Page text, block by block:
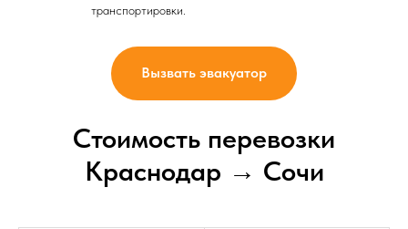
транспортировки.
Вызвать эвакуатор
Стоимость перевозки
Краснодар → Сочи